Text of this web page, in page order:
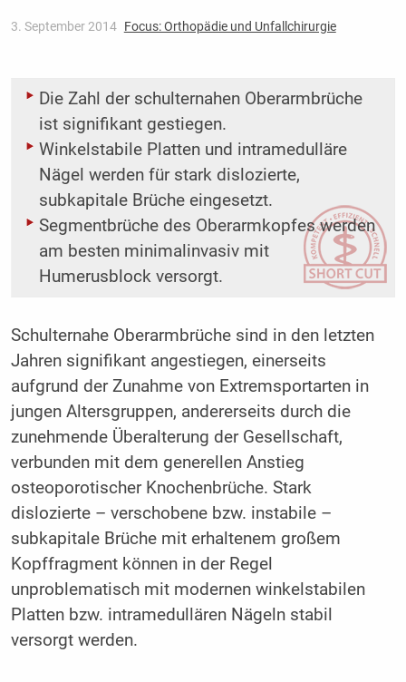
3. September 2014 Focus: Orthopädie und Unfallchirurgie
Die Zahl der schulternahen Oberarmbrüche
ist signifikant gestiegen.
Winkelstabile Platten und intramedulläre
Nägel werden für stark ­dislozierte,
subkapitale Brüche eingesetzt.
Segmentbrüche des Oberarmkopfes werden
am besten minimalinvasiv mit
Humerusblock versorgt.
Schulternahe Oberarmbrüche sind in den letzten
Jahren signifikant angestiegen, einerseits
aufgrund der Zunahme von Extremsportarten in
jungen Altersgruppen, andererseits durch die
zunehmende Überalterung der Gesellschaft,
verbunden mit dem generellen Anstieg
osteoporotischer Knochenbrüche. Stark
dislozierte – verschobene bzw. instabile –
subkapitale Brüche mit erhaltenem großem
Kopffragment können in der Regel
unproblematisch mit modernen winkelstabilen
Platten bzw. intramedullären Nägeln stabil
versorgt werden.